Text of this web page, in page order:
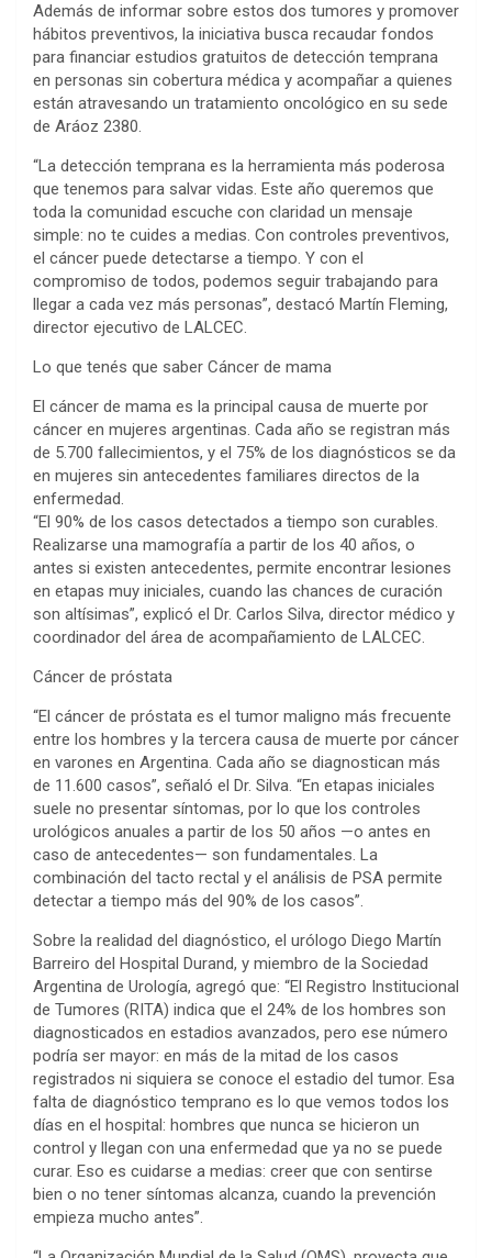
Además de informar sobre estos dos tumores y promover
hábitos preventivos, la iniciativa busca recaudar fondos
para financiar estudios gratuitos de detección temprana
en personas sin cobertura médica y acompañar a quienes
están atravesando un tratamiento oncológico en su sede
de Aráoz 2380.
“La detección temprana es la herramienta más poderosa
que tenemos para salvar vidas. Este año queremos que
toda la comunidad escuche con claridad un mensaje
simple: no te cuides a medias. Con controles preventivos,
el cáncer puede detectarse a tiempo. Y con el
compromiso de todos, podemos seguir trabajando para
llegar a cada vez más personas”, destacó Martín Fleming,
director ejecutivo de LALCEC.
Lo que tenés que saber Cáncer de mama
El cáncer de mama es la principal causa de muerte por
cáncer en mujeres argentinas. Cada año se registran más
de 5.700 fallecimientos, y el 75% de los diagnósticos se da
en mujeres sin antecedentes familiares directos de la
enfermedad.
“El 90% de los casos detectados a tiempo son curables.
Realizarse una mamografía a partir de los 40 años, o
antes si existen antecedentes, permite encontrar lesiones
en etapas muy iniciales, cuando las chances de curación
son altísimas”, explicó el Dr. Carlos Silva, director médico y
coordinador del área de acompañamiento de LALCEC.
Cáncer de próstata
“El cáncer de próstata es el tumor maligno más frecuente
entre los hombres y la tercera causa de muerte por cáncer
en varones en Argentina. Cada año se diagnostican más
de 11.600 casos”, señaló el Dr. Silva. “En etapas iniciales
suele no presentar síntomas, por lo que los controles
urológicos anuales a partir de los 50 años —o antes en
caso de antecedentes— son fundamentales. La
combinación del tacto rectal y el análisis de PSA permite
detectar a tiempo más del 90% de los casos”.
Sobre la realidad del diagnóstico, el urólogo Diego Martín
Barreiro del Hospital Durand, y miembro de la Sociedad
Argentina de Urología, agregó que: “El Registro Institucional
de Tumores (RITA) indica que el 24% de los hombres son
diagnosticados en estadios avanzados, pero ese número
podría ser mayor: en más de la mitad de los casos
registrados ni siquiera se conoce el estadio del tumor. Esa
falta de diagnóstico temprano es lo que vemos todos los
días en el hospital: hombres que nunca se hicieron un
control y llegan con una enfermedad que ya no se puede
curar. Eso es cuidarse a medias: creer que con sentirse
bien o no tener síntomas alcanza, cuando la prevención
empieza mucho antes”.